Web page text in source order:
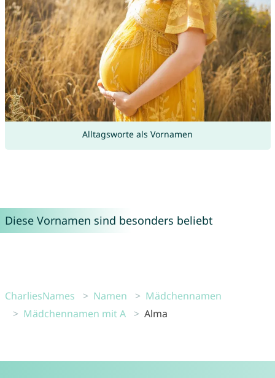
Alltagsworte als Vornamen
Diese Vornamen sind besonders beliebt
CharliesNames Namen
Mädchennamen
Mädchennamen mit A
Alma